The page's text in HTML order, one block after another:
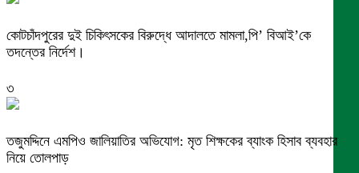
কোটচাঁদপুরের দুই চিকিৎসকের বিরুদ্ধে আদালতে মামলা,পি’ বিআই’কে
তদন্তের নির্দেশ।
৩
তজুমদ্দিনে এমপিও জালিয়াতির অভিযোগ: মৃত শিক্ষকের ব্যাংক হিসাব ব্যবহার
নিয়ে তোলপাড়